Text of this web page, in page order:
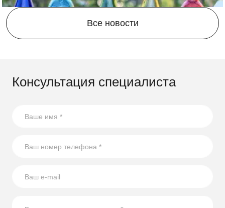
21.08.2023
бутылок
использованию стеклянных бутылок на участке.
Все новости
Консультация специалиста